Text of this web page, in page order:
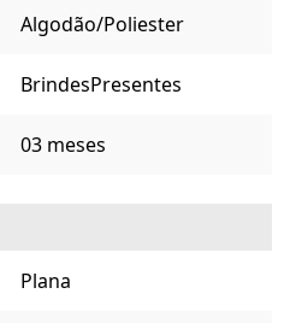
Algodão/Poliester
BrindesPresentes
03 meses
Plana